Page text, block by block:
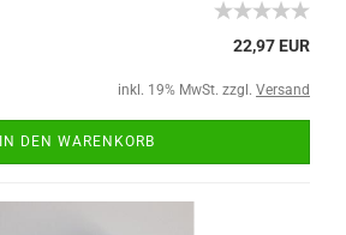
22,97 EUR
inkl. 19% MwSt. zzgl. Versand
IN DEN WARENKORB